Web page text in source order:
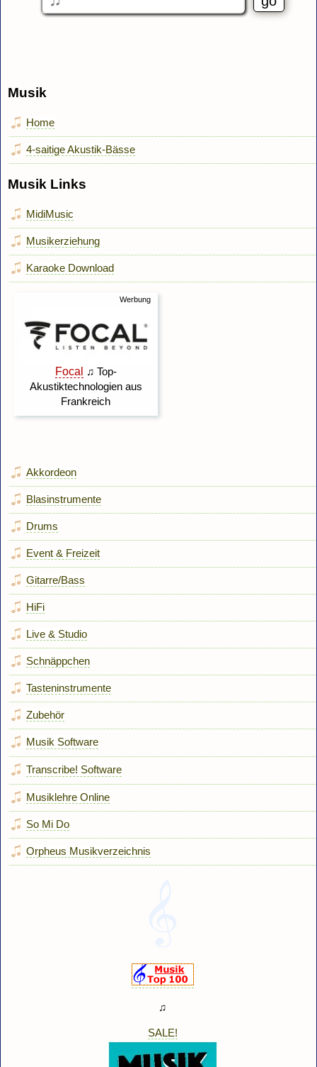
Musik
Home
4-saitige Akustik-Bässe
Musik Links
MidiMusic
Musikerziehung
Karaoke Download
Akkordeon
Blasinstrumente
Drums
Event & Freizeit
Gitarre/Bass
HiFi
Live & Studio
Schnäppchen
Tasteninstrumente
Zubehör
Musik Software
Transcribe! Software
Musiklehre Online
So Mi Do
Orpheus Musikverzeichnis
♫
SALE!